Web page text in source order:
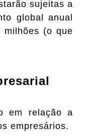
sujeitas a
global anual
(o que
em relação a
empresários.